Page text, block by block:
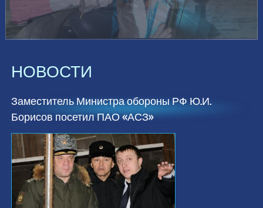
НОВОСТИ
Заместитель Министра обороны РФ Ю.И.
Борисов посетил ПАО «АСЗ»